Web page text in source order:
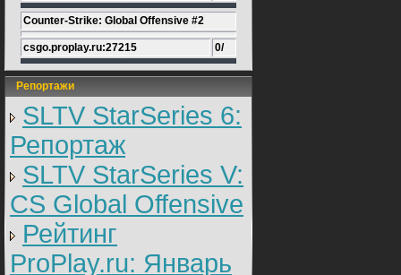
Counter-Strike: Global Offensive #2
csgo.proplay.ru:27215 0/
Репортажи
SLTV StarSeries 6:
Репортаж
SLTV StarSeries V:
CS Global Offensive
Рейтинг
ProPlay.ru: Январь